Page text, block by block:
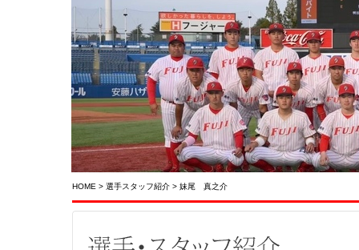
HOME > 選手スタッフ紹介 > 妹尾 真之介